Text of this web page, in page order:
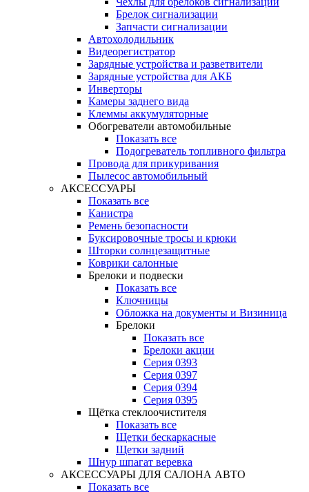
Брелок сигнализации
Запчасти сигнализации
Автохолодильник
Видеорегистратор
Зарядные устройства и разветвители
Зарядные устройства для АКБ
Инверторы
Камеры заднего вида
Клеммы аккумуляторные
Обогреватели автомобильные
Показать все
Подогреватель топливного фильтра
Провода для прикуривания
Пылесос автомобильный
АКСЕССУАРЫ
Показать все
Канистра
Ремень безопасности
Буксировочные тросы и крюки
Шторки солнцезащитные
Коврики салонные
Брелоки и подвески
Показать все
Ключницы
Обложка на документы и Визиница
Брелоки
Показать все
Брелоки акции
Серия 0393
Серия 0397
Серия 0394
Серия 0395
Щётка стеклоочистителя
Показать все
Щетки бескаркасные
Щетки задний
Шнур шпагат веревка
АКСЕССУАРЫ ДЛЯ САЛОНА АВТО
Показать все